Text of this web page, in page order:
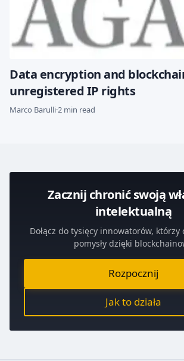
Data encryption and
unregistered IP rights
Marco Barulli·2 min read
Zacznij chronić swoją
intelektualną
Dołącz do tysięcy innowatorów,
pomysły dzięki
Rozpocznij
Jak to działa